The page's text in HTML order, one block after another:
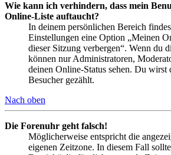
Wie kann ich verhindern, dass mein
Online-Liste auftaucht?
In deinem persönlichen Bereich
Einstellungen eine Option „Meinen
dieser Sitzung verbergen“. Wenn du
können nur Administratoren,
deinen Online-Status sehen. Du wirst
Besucher gezählt.
Nach oben
Die Forenuhr geht falsch!
Möglicherweise entspricht die
eigenen Zeitzone. In diesem Fall